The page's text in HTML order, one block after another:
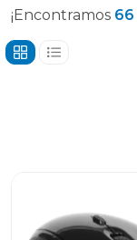
¡Encontramos 66